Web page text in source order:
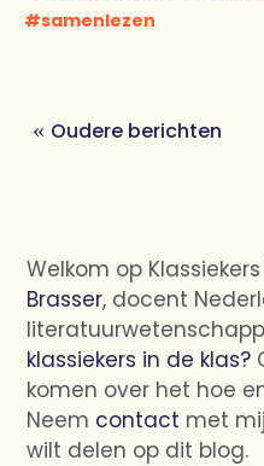
samenlezen
Oudere berichten
Welkom op
Brasser, docent
klassiekers in de klas?
komen over het hoe
Neem contact met
wilt delen op dit blog.